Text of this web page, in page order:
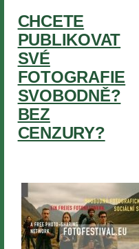
CHCETE
PUBLIKOVAT
SVÉ
FOTOGRAFIE
SVOBODNĚ?
BEZ
CENZURY?